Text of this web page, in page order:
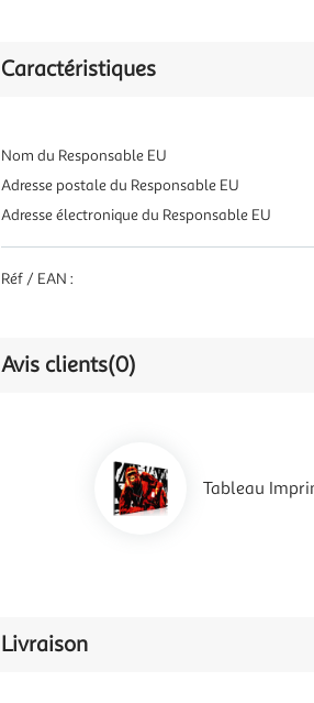
Caractéristiques
Nom du Responsable EU
Adresse postale du Responsable EU
Adresse électronique du Responsable EU
Réf / EAN :
Avis clients(0)
Tableau
Livraison